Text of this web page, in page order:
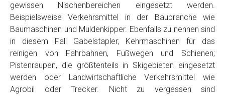
gewissen Nischenbereichen eingesetzt werden.
Beispielsweise Verkehrsmittel in der Baubranche wie
Baumaschinen und Muldenkipper. Ebenfalls zu nennen sind
in diesem Fall Gabelstapler; Kehrmaschinen für das
reinigen von Fahrbahnen, Fußwegen und Schienen;
Pistenraupen, die größtenteils in Skigebieten eingesetzt
werden oder Landwirtschaftliche Verkehrsmittel wie
Agrobil oder Trecker. Nicht zu vergessen sind